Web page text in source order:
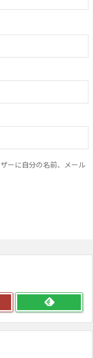
ーに自分の名前、メール